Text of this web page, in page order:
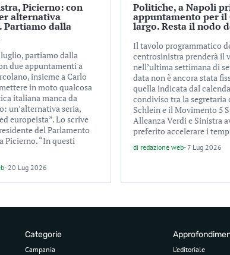
Picierno: con
alternativa
Partiamo dalla
partiamo dalla
due appuntamenti a
insieme a Carlo
in moto qualcosa
italiana manca da
un’alternativa seria,
europeista”. Lo scrive
del Parlamento
Picierno. “In questi
- 20 Lug 2026
Politiche, a Napoli
appuntamento per il
largo. Resta il nodo
Il tavolo programmatico
centrosinistra prenderà il
nell’ultima settimana di
data non è ancora stata
quella indicata dal
condiviso tra la segretaria
Schlein e il Movimento 5
Alleanza Verdi e Sinistra
preferito accelerare i
di redazione web-7 Lug 2026
Categorie
Campania L’editoriale